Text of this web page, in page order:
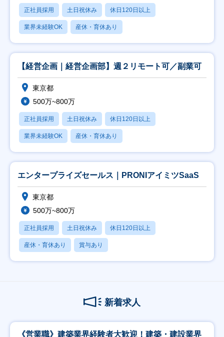
正社員採用 土日祝休み 休日120日以上
業界未経験OK 産休・育休あり
【経営企画｜経営企画部】週２リモート可／副業可
東京都
500万~800万
正社員採用 土日祝休み 休日120日以上
業界未経験OK 産休・育休あり
エンタープライズセールス｜PRONIアイミツSaaS
東京都
500万~800万
正社員採用 土日祝休み 休日120日以上
産休・育休あり 賞与あり
新着求人
《営業職》建築業界経験者大歓迎！建築・建設業界